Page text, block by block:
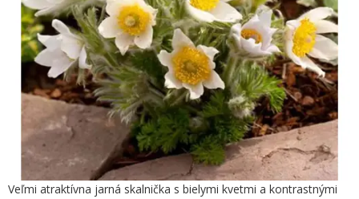
Veľmi atraktívna jarná skalnička s bielymi kvetmi a kontrastnými